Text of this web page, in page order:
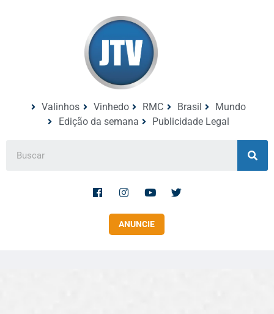
Valinhos Vinhedo RMC Brasil
Mundo
Edição da semana
Publicidade Legal
ANUNCIE